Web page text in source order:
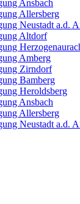
Ansbach
Allersberg
Neustadt a.d.
Altdorf
Amberg
Zirndorf
Bamberg
Heroldsberg
Ansbach
Allersberg
Neustadt a.d.